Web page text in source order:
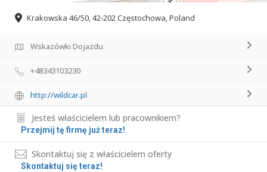
Krakowska 46/50, 42-202 Częstochowa, Poland
Wskazówki Dojazdu
+48343103230
http://wildcar.pl
Jesteś właścicielem lub pracownikiem?
Przejmij tę firmę już teraz!
Skontaktuj się z właścicielem oferty
Skontaktuj się teraz!